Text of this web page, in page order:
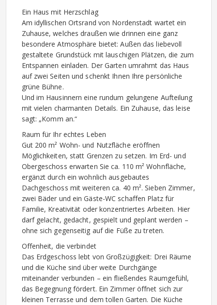
Ein Haus mit Herzschlag
Am idyllischen Ortsrand von Nordenstadt wartet ein
Zuhause, welches draußen wie drinnen eine ganz
besondere Atmosphäre bietet: Außen das liebevoll
gestaltete Grundstück mit lauschigen Plätzen, die zum
Entspannen einladen. Der Garten umrahmt das Haus
auf zwei Seiten und schenkt Ihnen Ihre persönliche
grüne Bühne.
Und im Hausinnern eine rundum gelungene Aufteilung
mit vielen charmanten Details. Ein Zuhause, das leise
sagt: „Komm an.“
Raum für Ihr echtes Leben
Gut 200 m² Wohn- und Nutzfläche eröffnen
Möglichkeiten, statt Grenzen zu setzen. Im Erd- und
Obergeschoss erwarten Sie ca. 110 m² Wohnfläche,
ergänzt durch ein wohnlich ausgebautes
Dachgeschoss mit weiteren ca. 40 m². Sieben Zimmer,
zwei Bäder und ein Gäste-WC schaffen Platz für
Familie, Kreativität oder konzentriertes Arbeiten. Hier
darf gelacht, gedacht, gespielt und geplant werden –
ohne sich gegenseitig auf die Füße zu treten.
Offenheit, die verbindet
Das Erdgeschoss lebt von Großzügigkeit: Drei Räume
und die Küche sind über weite Durchgänge
miteinander verbunden – ein fließendes Raumgefühl,
das Begegnung fördert. Ein Zimmer öffnet sich zur
kleinen Terrasse und dem tollen Garten. Die Küche